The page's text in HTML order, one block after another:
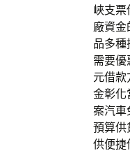
峽支票
廠資金
品多種
需要優
元借款
金彰化
案汽車
預算供
供便捷